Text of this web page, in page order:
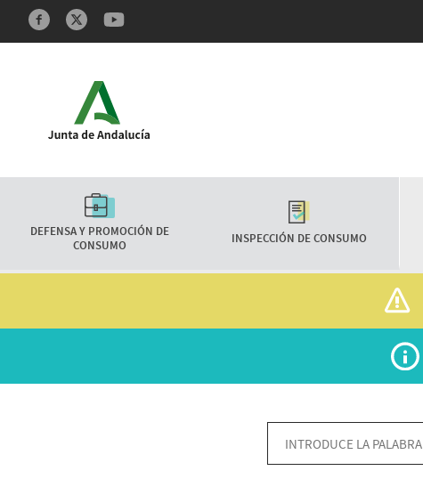
Redes sociales y Feeds
Características
DEFENSA Y PROMOCIÓN DE
CONSUMO
INSPECCIÓN DE CONSUMO